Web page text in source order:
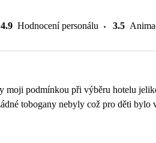
4.9 Hodnocení personálu 3.5
moji podmínkou při výběru hotelu
tobogany nebyly což pro děti